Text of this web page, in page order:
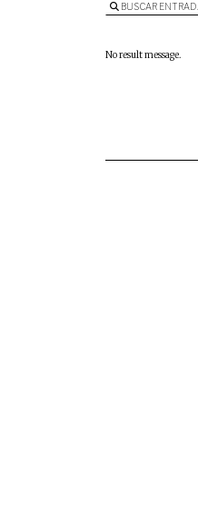
BUSCAR
No result message.